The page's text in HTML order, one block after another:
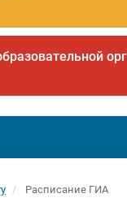
Расписание ГИА